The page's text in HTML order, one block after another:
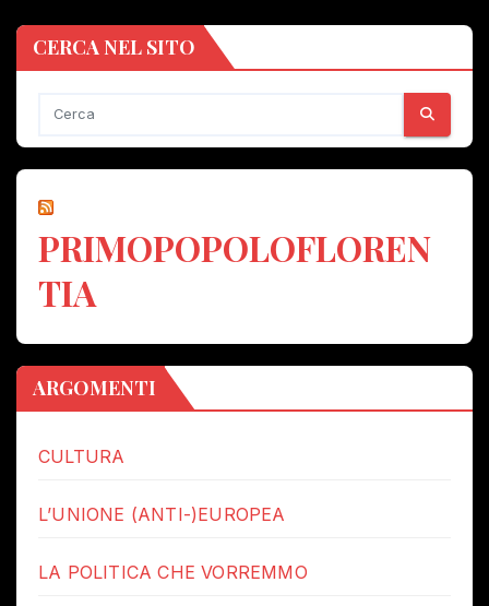
CERCA NEL SITO
PRIMOPOPOLOFLOREN
TIA
ARGOMENTI
CULTURA
L’UNIONE (ANTI-)EUROPEA
LA POLITICA CHE VORREMMO